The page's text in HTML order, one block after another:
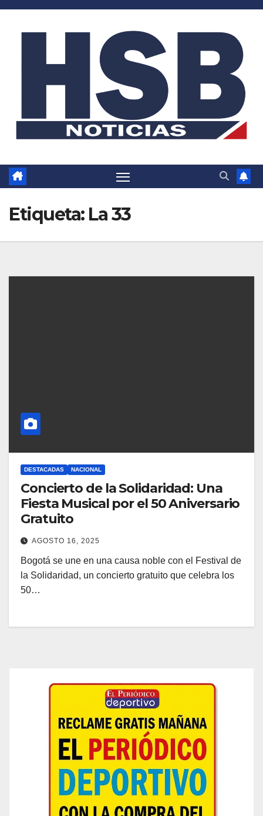
Saltar
Etiqueta: La 33
DESTACADAS NACIONAL
Concierto de la Solidaridad: Una
Fiesta Musical por el 50 Aniversario
Gratuito
AGOSTO 16, 2025
Bogotá se une en una causa noble con el Festival de
la Solidaridad, un concierto gratuito que celebra los
50…